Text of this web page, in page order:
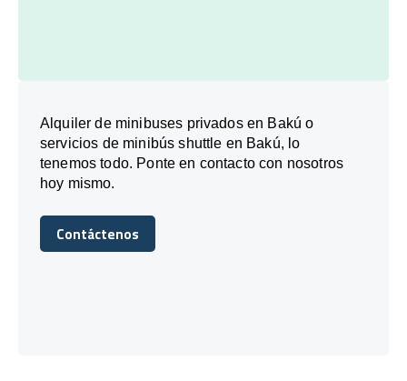
Alquiler de minibuses privados en Bakú o
servicios de minibús shuttle en Bakú, lo
tenemos todo. Ponte en contacto con nosotros
hoy mismo.
Contáctenos
Contáctenos